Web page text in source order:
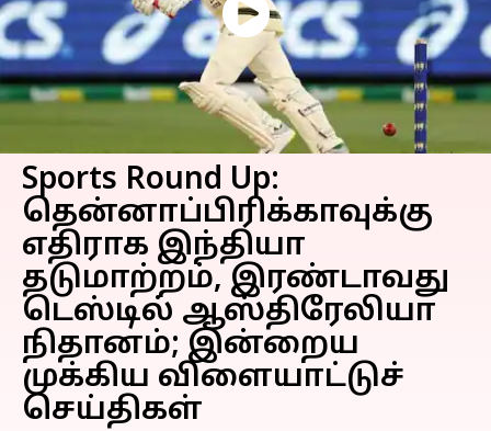
Sports Round Up:
தென்னாப்பிரிக்காவுக்கு
எதிராக இந்தியா
தடுமாற்றம், இரண்டாவது
டெஸ்டில் ஆஸ்திரேலியா
நிதானம்; இன்றைய
முக்கிய விளையாட்டுச்
செய்திகள்